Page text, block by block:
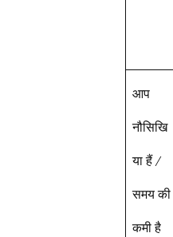
आप
नौसिखि
या हैं /
समय की
कमी है